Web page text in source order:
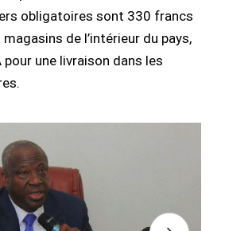
obligatoires sont 330 francs
magasins de l’intérieur du pays,
une livraison dans les